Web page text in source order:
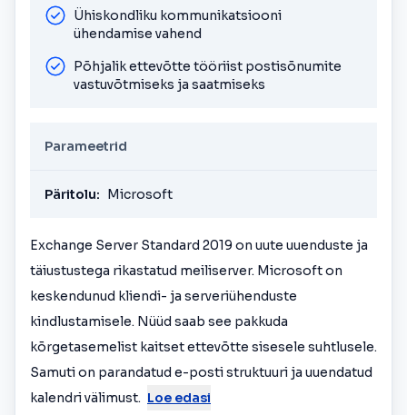
Exchange Server Standard 2019 on uute uuenduste ja
täiustustega rikastatud meiliserver. Microsoft on
keskendunud kliendi- ja serveriühenduste
kindlustamisele. Nüüd saab see pakkuda
kõrgetasemelist kaitset ettevõtte sisesele suhtlusele.
Samuti on parandatud e-posti struktuuri ja uuendatud
kalendri välimust. Loe edasi
Ühiskondliku kommunikatsiooni
ühendamise vahend
Põhjalik ettevõtte tööriist postisõnumite
vastuvõtmiseks ja saatmiseks
Parameetrid
Päritolu: Microsoft